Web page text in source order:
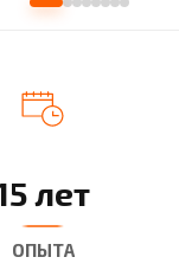
лет
ОПЫТА